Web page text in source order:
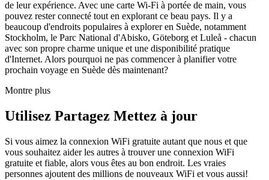
de leur expérience. Avec une carte Wi-Fi à portée de main, vous
pouvez rester connecté tout en explorant ce beau pays. Il y a
beaucoup d'endroits populaires à explorer en Suède, notamment
Stockholm, le Parc National d'Abisko, Göteborg et Luleå - chacun
avec son propre charme unique et une disponibilité pratique
d'Internet. Alors pourquoi ne pas commencer à planifier votre
prochain voyage en Suède dès maintenant?
Montre plus
Utilisez Partagez Mettez à jour
Si vous aimez la connexion WiFi gratuite autant que nous et que
vous souhaitez aider les autres à trouver une connexion WiFi
gratuite et fiable, alors vous êtes au bon endroit. Les vraies
personnes ajoutent des millions de nouveaux WiFi et vous aussi!